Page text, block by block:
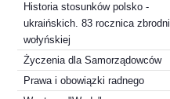
Historia stosunków polsko -
ukraińskich. 83 rocznica zbrodni
wołyńskiej
Życzenia dla Samorządowców
Prawa i obowiązki radnego